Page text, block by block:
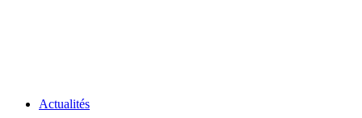
Actualités